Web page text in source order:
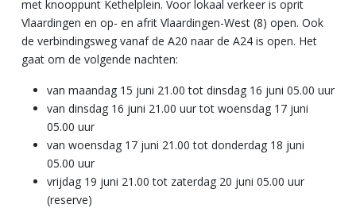
met knooppunt Kethelplein. Voor lokaal verkeer is oprit
Vlaardingen en op- en afrit Vlaardingen-West (8) open. Ook
de verbindingsweg vanaf de A20 naar de A24 is open. Het
gaat om de volgende nachten:
van maandag 15 juni 21.00 tot dinsdag 16 juni 05.00 uur
van dinsdag 16 juni 21.00 uur tot woensdag 17 juni
05.00 uur
van woensdag 17 juni 21.00 tot donderdag 18 juni
05.00 uur
vrijdag 19 juni 21.00 tot zaterdag 20 juni 05.00 uur
(reserve)